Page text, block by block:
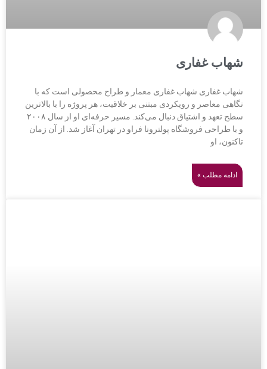
شهاب غفاری
شهاب غفاری شهاب غفاری معمار و طراح محصولی است که با
نگاهی معاصر و رویکردی مبتنی بر خلاقیت، هر پروژه را با بالاترین
سطح تعهد و اشتیاق دنبال می‌کند. مسیر حرفه‌ای او از سال ۲۰۰۸
و با طراحی فروشگاه پولترونا فراو در تهران آغاز شد. از آن زمان
تاکنون، او
ادامه مطلب »